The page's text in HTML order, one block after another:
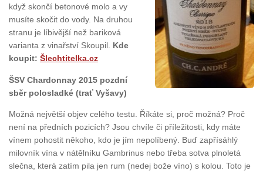
když skončí betonové molo a vy
musíte skočit do vody. Na druhou
stranu je líbivější než bariková
varianta z vinařství Skoupil. Kde
koupit: Šlechtitelka.cz
ŠSV Chardonnay 2015 pozdní
sběr polosladké (trať Vyšavy)
Možná největší objev celého testu. Říkáte si, proč možná? Proč
není na předních pozicích? Jsou chvíle či příležitosti, kdy máte
vínem pohostit někoho, kdo je jím nepolíbený. Buď zapřísáhlý
milovník vína v nátělníku Gambrinus nebo třeba sotva plnoletá
slečna, která zatím pila jen rum (nedej bože víno) s kolou. Toto je